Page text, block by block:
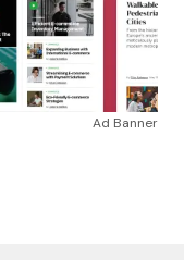
Ad Banner